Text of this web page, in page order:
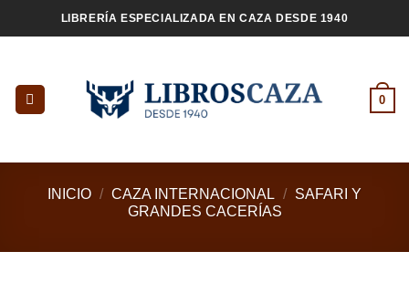
al
LIBRERÍA ESPECIALIZADA EN CAZA DESDE 1940
0
INICIO / CAZA INTERNACIONAL /
SAFARI Y
GRANDES CACERÍAS